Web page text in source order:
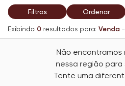
Filtros Ordenar
Exibindo 0 resultados para: Venda -
Não encontramos
nessa região para
Tente uma